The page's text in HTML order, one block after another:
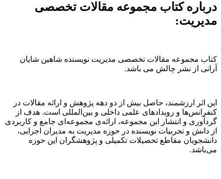
درباره کتاب مجموعه مقالات تخصصی
مدیریت:
کتاب مجموعه مقالات تخصصی مدیریت نویسنده شاهین شایان
آرانی از نشر چالش می باشد.
این اثر ارزشمند، حاصل بیش از دو دهه پژوهش و ارائه مقالات در
کنفرانس‌ها و رویدادهای علمی داخلی و بین‌المللی است. هدف از
گردآوری و انتشار این مجموعه، ارائه‌ی مجموعه‌ای جامع و کاربردی
از دانش و تجربیات نویسنده در حوزه مدیریت به مدیران اجرایی،
دانشجویان مقاطع تحصیلات تکمیلی و پژوهشگران این حوزه
می‌باشد.